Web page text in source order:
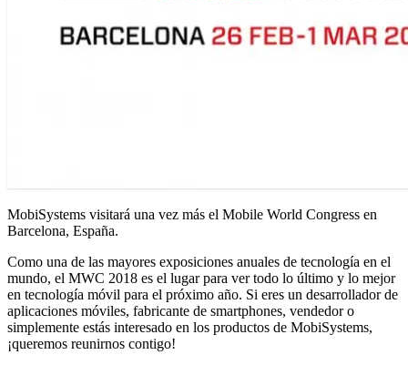
MobiSystems visitará una vez más el Mobile World Congress en
Barcelona, España.
Como una de las mayores exposiciones anuales de tecnología en el
mundo, el MWC 2018 es el lugar para ver todo lo último y lo mejor
en tecnología móvil para el próximo año. Si eres un desarrollador de
aplicaciones móviles, fabricante de smartphones, vendedor o
simplemente estás interesado en los productos de MobiSystems,
¡queremos reunirnos contigo!